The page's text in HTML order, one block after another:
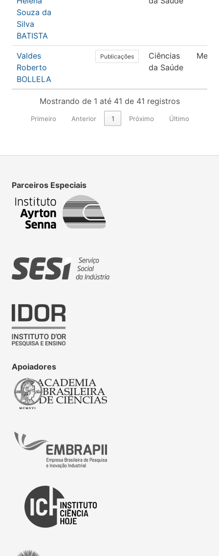
Souza da
Silva
BATISTA
Valdes
Roberto
BOLLELA
Publicações
Ciências
da Saúde
Mostrando de 1 até 41 de 41 registros
Primeiro Anterior 1 Próximo Último
Parceiros Especiais
Apoiadores